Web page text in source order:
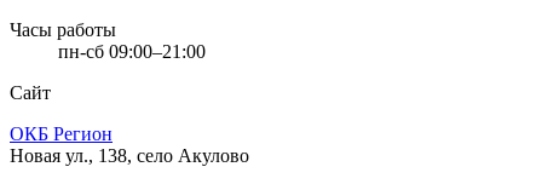
Часы работы
пн-сб 09:00–21:00
Сайт
ОКБ Регион
Новая ул., 138, село Акулово